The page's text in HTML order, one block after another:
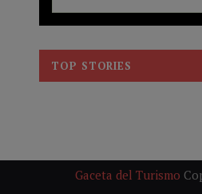
TOP STORIES
Gaceta del Turismo